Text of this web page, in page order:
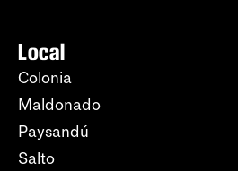
Local
Colonia
Maldonado
Paysandú
Salto